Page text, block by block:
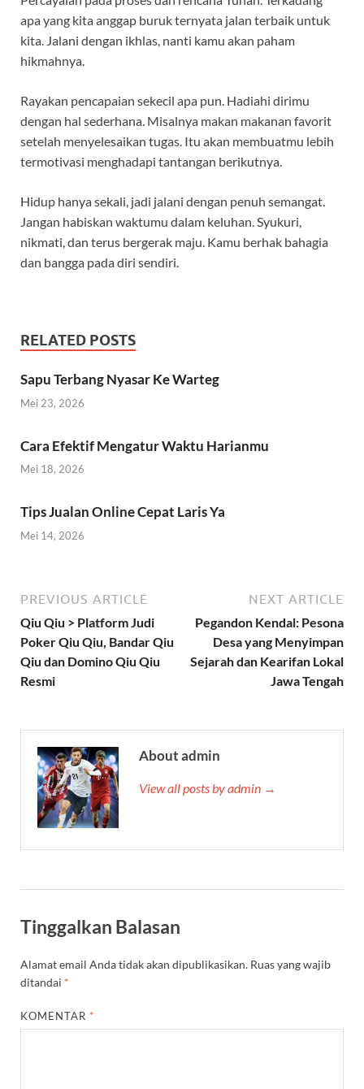
apa yang kita anggap buruk ternyata jalan terbaik untuk
kita. Jalani dengan ikhlas, nanti kamu akan paham
hikmahnya.
Rayakan pencapaian sekecil apa pun. Hadiahi dirimu
dengan hal sederhana. Misalnya makan makanan favorit
setelah menyelesaikan tugas. Itu akan membuatmu lebih
termotivasi menghadapi tantangan berikutnya.
Hidup hanya sekali, jadi jalani dengan penuh semangat.
Jangan habiskan waktumu dalam keluhan. Syukuri,
nikmati, dan terus bergerak maju. Kamu berhak bahagia
dan bangga pada diri sendiri.
RELATED POSTS
Sapu Terbang Nyasar Ke Warteg
Mei 23, 2026
Cara Efektif Mengatur Waktu Harianmu
Mei 18, 2026
Tips Jualan Online Cepat Laris Ya
Mei 14, 2026
PREVIOUS ARTICLE
Qiu Qiu > Platform Judi
Poker Qiu Qiu, Bandar Qiu
Qiu dan Domino Qiu Qiu
Resmi
NEXT ARTICLE
Pegandon Kendal: Pesona
Desa yang Menyimpan
Sejarah dan Kearifan Lokal
Jawa Tengah
About admin
View all posts by admin →
Tinggalkan Balasan
Alamat email Anda tidak akan dipublikasikan. Ruas yang wajib
ditandai *
KOMENTAR *